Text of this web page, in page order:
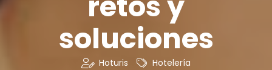
soluciones
Hoturis Hotelería